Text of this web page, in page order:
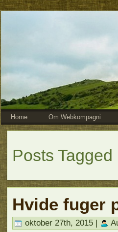
Home Om Webkompagni
Posts Tagged
Hvide fuger
oktober 27th, 2015 |